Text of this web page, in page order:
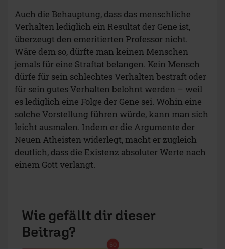
Auch die Behauptung, dass das menschliche
Verhalten lediglich ein Resultat der Gene ist,
überzeugt den emeritierten Professor nicht.
Wäre dem so, dürfte man keinen Menschen
jemals für eine Straftat belangen. Kein Mensch
dürfe für sein schlechtes Verhalten bestraft oder
für sein gutes Verhalten belohnt werden – weil
es lediglich eine Folge der Gene sei. Wohin eine
solche Vorstellung führen würde, kann man sich
leicht ausmalen. Indem er die Argumente der
Neuen Atheisten widerlegt, macht er zugleich
deutlich, dass die Existenz absoluter Werte nach
einem Gott verlangt.
Wie gefällt dir dieser
Beitrag?
50